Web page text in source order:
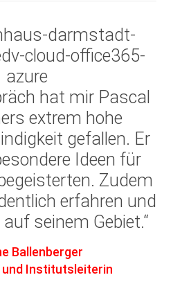
hat mir Pascal
extrem hohe
gefallen. Er
Ideen für
Zudem
erfahren und
seinem Gebiet.“
Ballenberger
Institutsleiterin